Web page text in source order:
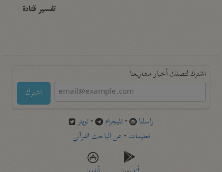
تفسير قتادة
اشترك لتصلك أخبار مشاريعنا
اشترك
راسلنا •تليجرام •تويتر
تعليمات •عن الباحث القرآني